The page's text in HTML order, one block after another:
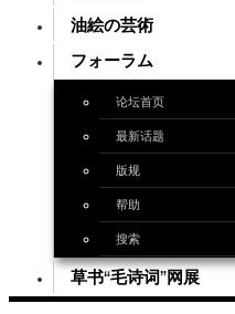
油絵の芸術
フォーラム
论坛首页
最新话题
版规
帮助
搜索
草书“毛诗词”网展